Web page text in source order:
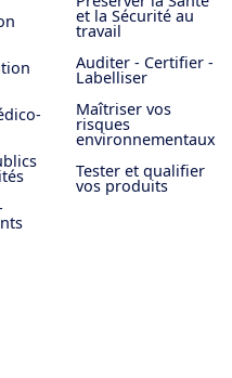
et la Sécurité au
travail
Auditer - Certifier -
Labelliser
Maîtriser vos
risques
environnementaux
Tester et qualifier
vos produits